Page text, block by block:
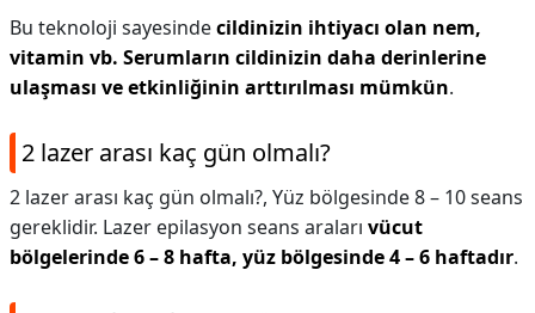
Bu teknoloji sayesindecildinizin ihtiyacı olan nem,
vitamin vb. Serumların cildinizin daha derinlerine
ulaşması ve etkinliğinin arttırılması mümkün.
2 lazer arası kaç gün olmalı?
2 lazer arası kaç gün olmalı?, Yüz bölgesinde 8 – 10 seans
gereklidir. Lazer epilasyon seans araları vücut
bölgelerinde 6 – 8 hafta, yüz bölgesinde 4 – 6 haftadır.